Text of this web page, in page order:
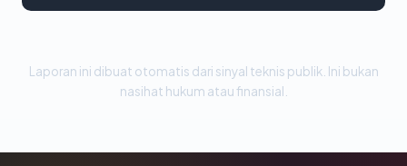
Laporan ini dibuat otomatis dari sinyal teknis publik. Ini bukan
nasihat hukum atau finansial.